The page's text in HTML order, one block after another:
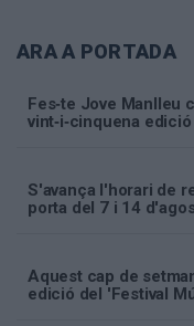
ARA A PORTADA
Fes‑te Jove Manlleu
vint‑i‑cinquena edició
S'avança l'horari de
porta del 7 i 14
Aquest cap de
edició del 'Festival